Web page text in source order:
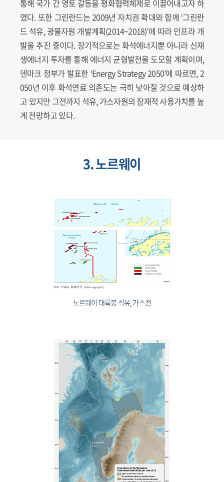
통해 국가 간 영토 갈등을 평화협력체제로 이끌어내고자 하
였다. 또한 그린란드는 2009년 자치권 확대와 함께 ‘그린란
드 석유, 광물자원 개발계획(2014~2018)’에 따라 인프라 개
발을 추진 중이다. 장기적으로는 화석에너지뿐 아니라 신재
생에너지 투자를 통해 에너지 균형발전을 도모할 계획이며,
덴마크 정부가 발표한 ‘Energy Strategy 2050’에 따르면, 2
050년 이후 화석연료 의존도는 극히 낮아질 것으로 예상하
고 있지만 그전까지 석유, 가스자원의 잠재적 사용가치를 높
게 전망하고 있다.
3. 노르웨이
노르웨이 대륙붕 석유, 가스전